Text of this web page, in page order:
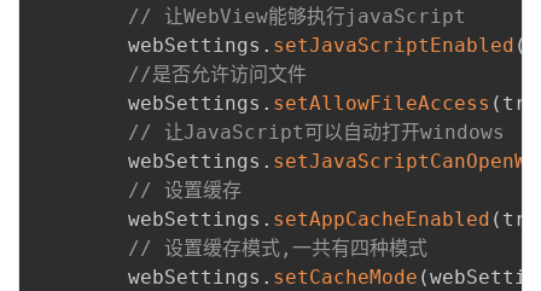
// 让WebView能够执行javaScript
        webSettings
. setJavaScriptEnabled (
//是否允许访问文件
        webSettings
. setAllowFileAccess (
// 让JavaScript可以自动打开windows
        webSettings
.
// 设置缓存
        webSettings
. setAppCacheEnabled (
// 设置缓存模式,一共有四种模式
        webSettings
. setCacheMode (